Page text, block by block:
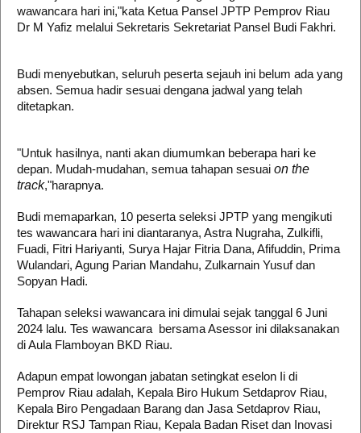
wawancara hari ini,"kata Ketua Pansel JPTP Pemprov Riau
Dr M Yafiz melalui Sekretaris Sekretariat Pansel Budi Fakhri.
Budi menyebutkan, seluruh peserta sejauh ini belum ada yang
absen. Semua hadir sesuai dengana jadwal yang telah
ditetapkan.
"Untuk hasilnya, nanti akan diumumkan beberapa hari ke
depan. Mudah-mudahan, semua tahapan sesuai on the
track,"harapnya.
Budi memaparkan, 10 peserta seleksi JPTP yang mengikuti
tes wawancara hari ini diantaranya, Astra Nugraha, Zulkifli,
Fuadi, Fitri Hariyanti, Surya Hajar Fitria Dana, Afifuddin, Prima
Wulandari, Agung Parian Mandahu, Zulkarnain Yusuf dan
Sopyan Hadi.
Tahapan seleksi wawancara ini dimulai sejak tanggal 6 Juni
2024 lalu. Tes wawancara bersama Asessor ini dilaksanakan
di Aula Flamboyan BKD Riau.
Adapun empat lowongan jabatan setingkat eselon Ii di
Pemprov Riau adalah, Kepala Biro Hukum Setdaprov Riau,
Kepala Biro Pengadaan Barang dan Jasa Setdaprov Riau,
Direktur RSJ Tampan Riau, Kepala Badan Riset dan Inovasi